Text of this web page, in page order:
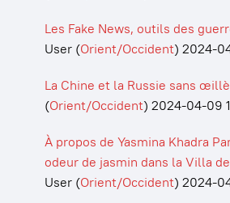
Les Fake News, outils des
User (Orient/Occident) 2024-
La Chine et la Russie sans
(Orient/Occident) 2024-04-09
À propos de Yasmina Khadra
odeur de jasmin dans la Villa
User (Orient/Occident) 2024-